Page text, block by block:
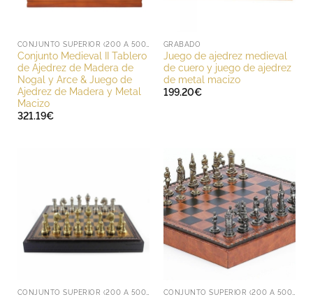
Conjunto Medieval II Tablero
de Ajedrez de Madera de
Nogal y Arce & Juego de
Ajedrez de Madera y Metal
Macizo
321.19€
GRABADO
Juego de ajedrez medieval
de cuero y juego de ajedrez
de metal macizo
199.20€